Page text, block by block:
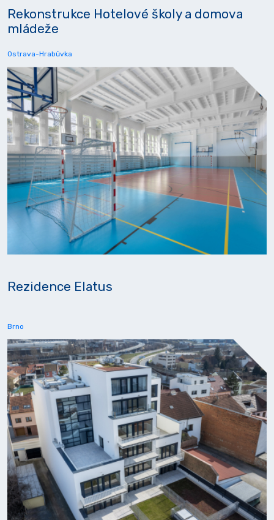
Rekonstrukce Hotelové školy a domova
mládeže
Ostrava-Hrabůvka
Rezidence Elatus
Brno